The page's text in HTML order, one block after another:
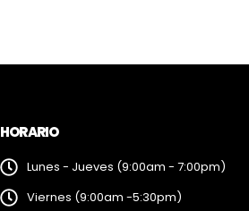
HORARIO
Lunes - Jueves (9:00am - 7:00pm)
Viernes (9:00am -5:30pm)